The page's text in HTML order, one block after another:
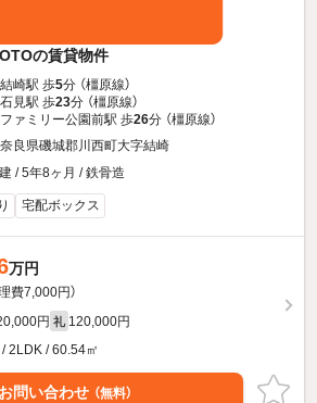
の賃貸物件
結崎駅 歩5分 （橿原線）
石見駅 歩23分 （橿原線）
ファミリー公園前駅 歩26分 （橿原線）
奈良県磯城郡川西町大字結崎
/ 5年8ヶ月 / 鉄骨造
宅配ボックス
万円
理費7,000円）
円 礼 120,000円
2LDK / 60.54㎡
お問い合わせ （無料）